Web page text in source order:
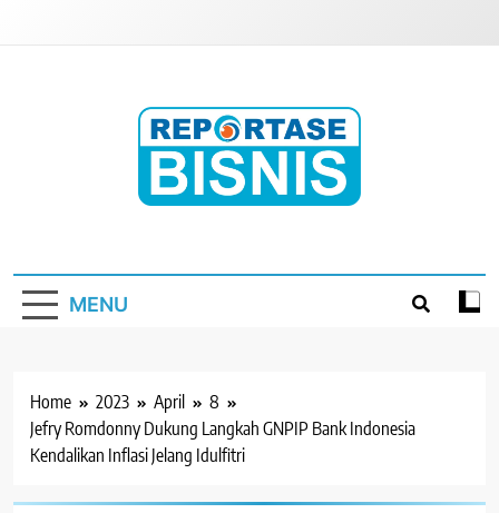
MENU
Home 2023 April
8
Jefry Romdonny Dukung Langkah GNPIP Bank Indonesia
Kendalikan Inflasi Jelang Idulfitri